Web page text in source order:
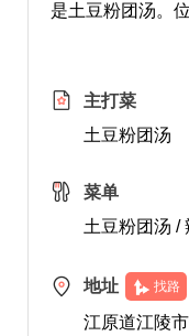
是土豆粉团汤。
主打菜
土豆粉团汤
菜单
土豆粉团汤 /
地址 找路
江原道江陵